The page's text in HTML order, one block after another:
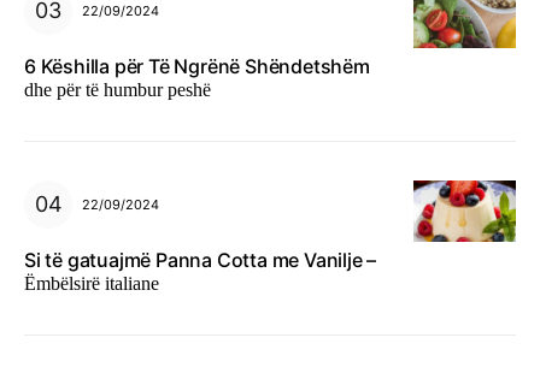
22/09/2024
6 Këshilla për Të Ngrënë Shëndetshëm
dhe për të humbur peshë
22/09/2024
Si të gatuajmë Panna Cotta me Vanilje –
Ëmbëlsirë italiane